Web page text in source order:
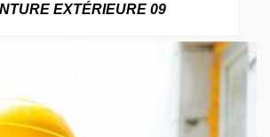
EXTÉRIEURE 09